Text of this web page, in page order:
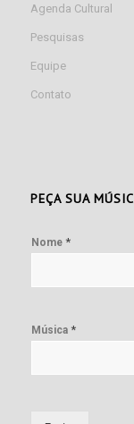
Agenda Cultural
Pesquisas
Equipe
Contato
PEÇA SUA
Nome *
Música *